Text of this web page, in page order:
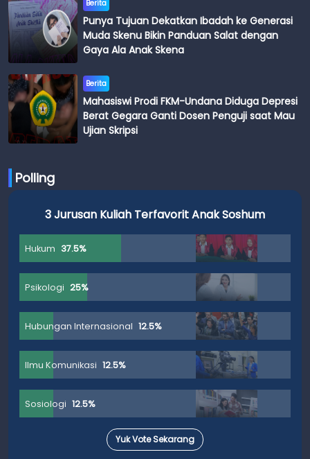
Berita
Punya Tujuan Dekatkan Ibadah ke Generasi
Muda Skenu Bikin Panduan Salat dengan
Gaya Ala Anak Skena
Berita
Mahasiswi Prodi FKM-Undana Diduga Depresi
Berat Gegara Ganti Dosen Penguji saat Mau
Ujian Skripsi
Polling
3 Jurusan Kuliah Terfavorit Anak Soshum
Hukum 37.5%
Psikologi 25%
Hubungan Internasional 12.5%
Ilmu Komunikasi 12.5%
Sosiologi 12.5%
Yuk Vote Sekarang